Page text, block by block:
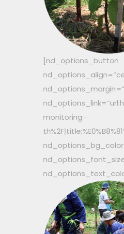
[nd_options_button
monitoring-